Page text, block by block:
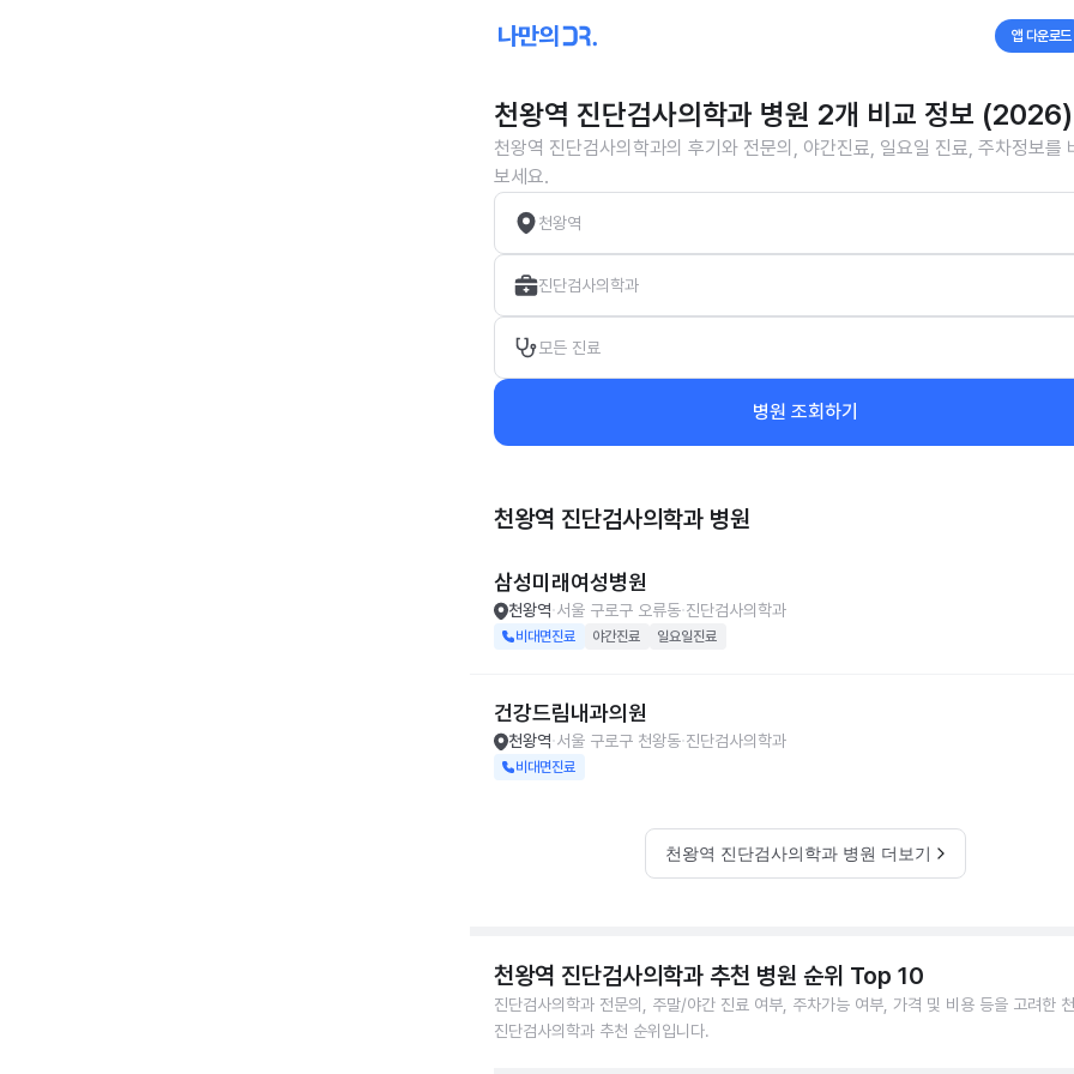
앱 다운로드
천왕역 진단검사의학과 병원 2개 비교 정보 (2026)
천왕역 진단검사의학과의 후기와 전문의, 야간진료, 일요일 진료, 주차정보를
보세요.
천왕역
진단검사의학과
모든 진료
병원 조회하기
천왕역 진단검사의학과 병원
삼성미래여성병원
천왕역 서울 구로구 오류동 진단검사의학과
비대면진료 야간진료 일요일진료
건강드림내과의원
천왕역 서울 구로구 천왕동 진단검사의학과
비대면진료
천왕역 진단검사의학과 병원 더보기
천왕역 진단검사의학과 추천 병원 순위 Top 10
진단검사의학과 전문의, 주말/야간 진료 여부, 주차가능 여부, 가격 및 비용 등을 고려한
진단검사의학과 추천 순위입니다.